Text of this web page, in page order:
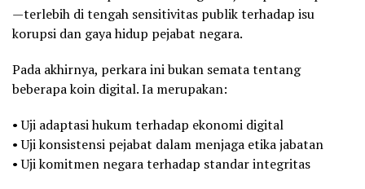
—terlebih di tengah sensitivitas publik terhadap isu
korupsi dan gaya hidup pejabat negara.
Pada akhirnya, perkara ini bukan semata tentang
beberapa koin digital. Ia merupakan:
• Uji adaptasi hukum terhadap ekonomi digital
• Uji konsistensi pejabat dalam menjaga etika jabatan
• Uji komitmen negara terhadap standar integritas